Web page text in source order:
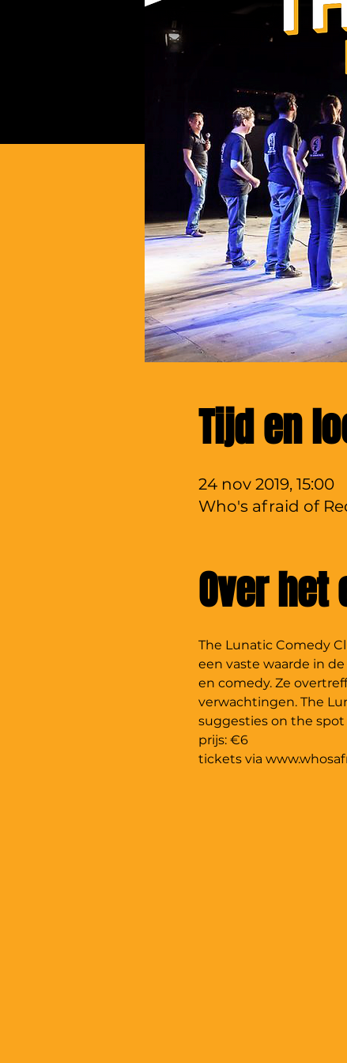
Tijd en
24 nov 2019, 15:00
Who's afraid of
Over het
The Lunatic Comedy
een vaste waarde in
en comedy. Ze
verwachtingen. The
prijs: €6
tickets via